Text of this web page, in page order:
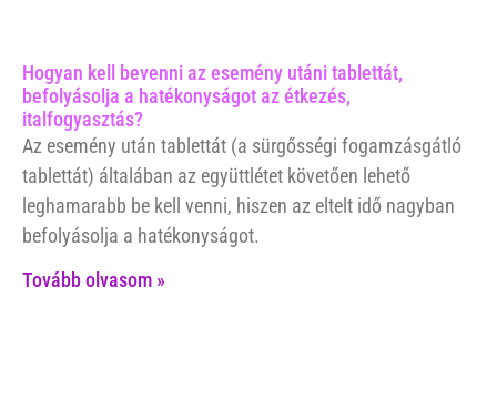
Hogyan kell bevenni az esemény utáni tablettát,
befolyásolja a hatékonyságot az étkezés,
italfogyasztás?
Az esemény után tablettát (a sürgősségi fogamzásgátló
tablettát) általában az együttlétet követően lehető
leghamarabb be kell venni, hiszen az eltelt idő nagyban
befolyásolja a hatékonyságot.
Tovább olvasom »